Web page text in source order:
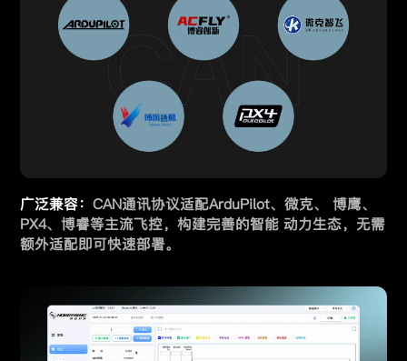
广泛兼容：CAN通讯协议适配ArduPilot、微克、 博鹰、
PX4、博睿等主流飞控，构建完善的智能 动力生态，无需
额外适配即可快速部署。